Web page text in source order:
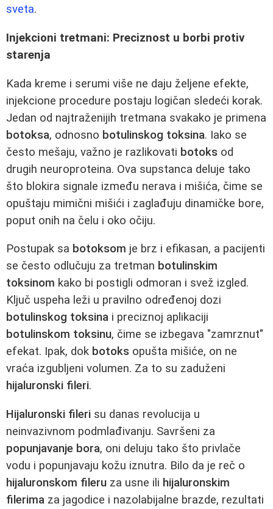
sveta.
Injekcioni tretmani: Preciznost u borbi protiv
starenja
Kada kreme i serumi više ne daju željene efekte,
injekcione procedure postaju logičan sledeći korak.
Jedan od najtraženijih tretmana svakako je primena
botoksa, odnosno botulinskog toksina. Iako se
često mešaju, važno je razlikovati botoks od
drugih neuroproteina. Ova supstanca deluje tako
što blokira signale između nerava i mišića, čime se
opuštaju mimični mišići i zaglađuju dinamičke bore,
poput onih na čelu i oko očiju.
Postupak sa botoksom je brz i efikasan, a pacijenti
se često odlučuju za tretman botulinskim
toksinom kako bi postigli odmoran i svež izgled.
Ključ uspeha leži u pravilno određenoj dozi
botulinskog toksina i preciznoj aplikaciji
botulinskom toksinu, čime se izbegava "zamrznut"
efekat. Ipak, dok botoks opušta mišiće, on ne
vraća izgubljeni volumen. Za to su zaduženi
hijaluronski fileri.
Hijaluronski fileri su danas revolucija u
neinvazivnom podmlađivanju. Savršeni za
popunjavanje bora, oni deluju tako što privlače
vodu i popunjavaju kožu iznutra. Bilo da je reč o
hijaluronskom fileru za usne ili hijaluronskim
filerima za jagodice i nazolabijalne brazde, rezultati